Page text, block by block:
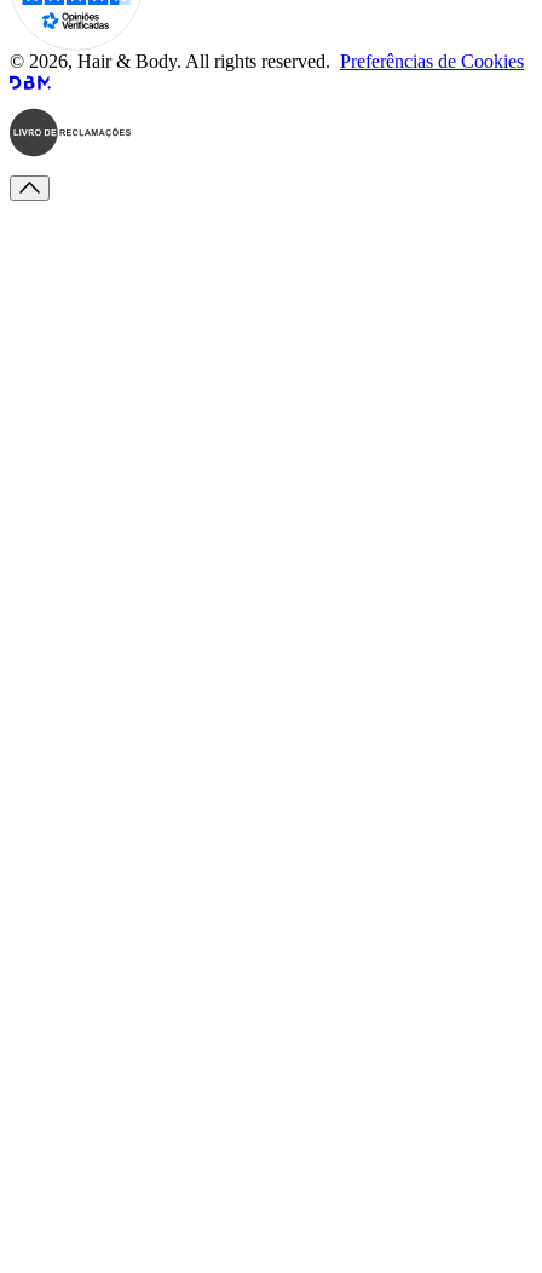
© 2026, Hair & Body. All rights reserved. Preferências de Cookies